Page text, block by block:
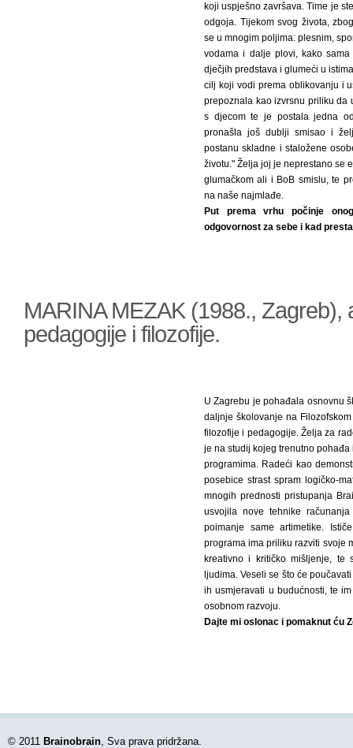
koji uspješno završava. Time je
odgoja. Tijekom svog života,
se u mnogim poljima: plesnim,
vodama i dalje plovi, kako
dječjih predstava i glumeći u
cilj koji vodi prema oblikovanju i
prepoznala kao izvrsnu priliku da
s djecom te je postala jedna
pronašla još dublji smisao i
postanu skladne i staložene
životu." Želja joj je neprestano se
glumačkom ali i BoB smislu, te
na naše najmlađe.
Put prema vrhu počinje
odgovornost za sebe i kad
MARINA MEZAK (1988., Zagreb),
pedagogije i filozofije.
U Zagrebu je pohađala osnovnu
daljnje školovanje na
filozofije i pedagogije. Želja za
je na studij kojeg trenutno
programima. Radeći kao
posebice strast spram logičko-
mnogih prednosti pristupanja
usvojila nove tehnike
poimanje same artimetike.
programa ima priliku razviti svoje
kreativno i kritičko mišljenje, te
ljudima. Veseli se što će
ih usmjeravati u budućnosti, te
osobnom razvoju.
Dajte mi oslonac i pomaknut ću
© 2011 Brainobrain, Sva prava pridržana.